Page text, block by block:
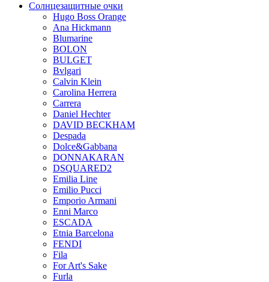
Солнцезащитные очки
Hugo Boss Orange
Ana Hickmann
Blumarine
BOLON
BULGET
Bvlgari
Calvin Klein
Carolina Herrera
Carrera
Daniel Hechter
DAVID BECKHAM
Despada
Dolce&Gabbana
DONNAKARAN
DSQUARED2
Emilia Line
Emilio Pucci
Emporio Armani
Enni Marco
ESCADA
Etnia Barcelona
FENDI
Fila
For Art's Sake
Furla